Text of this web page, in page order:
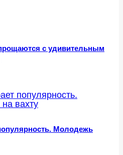
с удивительным
Молодежь